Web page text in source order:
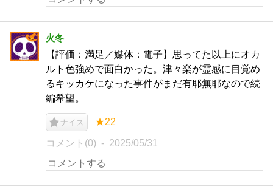
火冬
【評価：満足／媒体：電子】思ってた以上にオカ
ルト色強めで面白かった。津々楽が霊感に目覚め
るキッカケになった事件がまだ有耶無耶なので続
編希望。
ナイス ★22
コメント(0) 2025/05/31